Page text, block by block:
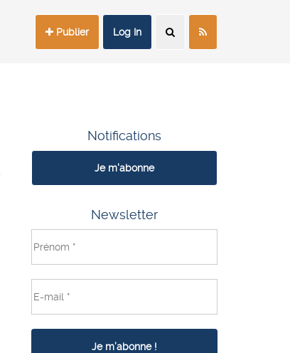
Publier Log In
Notifications
Je m'abonne
Newsletter